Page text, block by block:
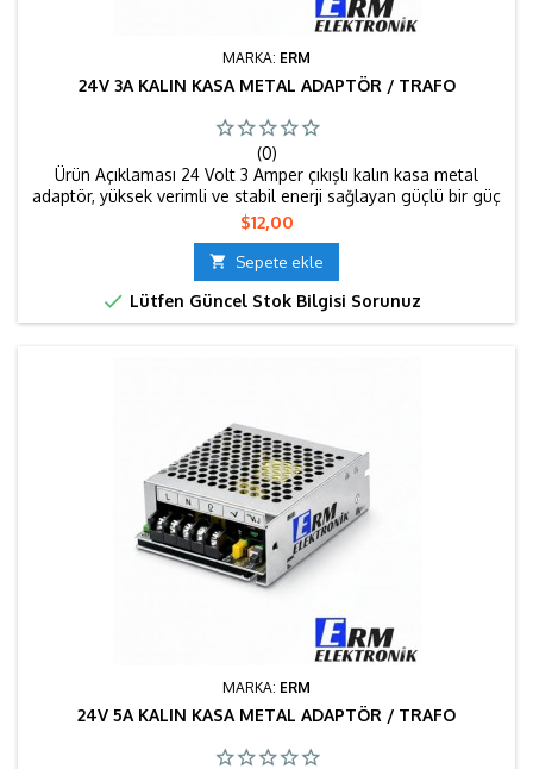
MARKA: ERM
24V 3A KALIN KASA METAL ADAPTÖR / TRAFO
(0)
Ürün Açıklaması 24 Volt 3 Amper çıkışlı kalın kasa metal
adaptör, yüksek verimli ve stabil enerji sağlayan güçlü bir güç
kaynağıdır. Dayanıklı metal gövdesi sayesinde uzun ömürlü
kullanım sunar ve ısıyı dengeli şekilde dağıtarak performans
kaybını önler. 24V ile çalışan LED sistemler, otomasyon
projeleri ve endüstriyel uygulamalar için güvenle tercih...
Fiyat
$12,00
 Sepete ekle
 Lütfen Güncel Stok Bilgisi Sorunuz
MARKA: ERM
24V 5A KALIN KASA METAL ADAPTÖR / TRAFO